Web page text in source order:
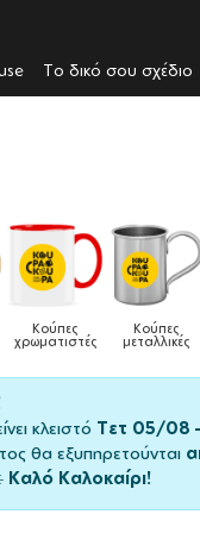
Το δικό σου σχέδιο
Κούπες
χρωματιστές
Κούπες
μεταλλικές
κλειστό Τετ 05/08
θα εξυπηρετούνται
Καλό Καλοκαίρι!